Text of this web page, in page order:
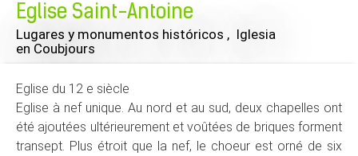
Eglise Saint-Antoine
Lugares y monumentos históricos , Iglesia
en Coubjours
Eglise du 12 e siècle
Eglise à nef unique. Au nord et au sud, deux chapelles ont
été ajoutées ultérieurement et voûtées de briques forment
transept. Plus étroit que la nef, le choeur est orné de six